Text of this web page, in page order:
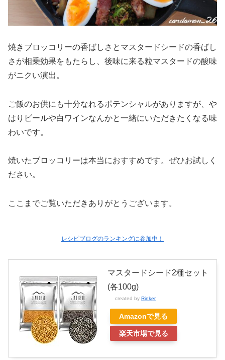
焼きブロッコリーの香ばしさとマスタードシードの香ばし
さが相乗効果をもたらし、後味に来る粒マスタードの酸味
がニクい演出。
ご飯のお供にも十分なれるポテンシャルがありますが、や
はりビールや白ワインなんかと一緒にいただきたくなる味
わいです。
焼いたブロッコリーは本当におすすめです。ぜひお試しく
ださい。
ここまでご覧いただきありがとうございます。
レシピブログのランキングに参加中！
マスタードシード2種セット
(各100g)
created by Rinker
Amazonで見る
楽天市場で見る